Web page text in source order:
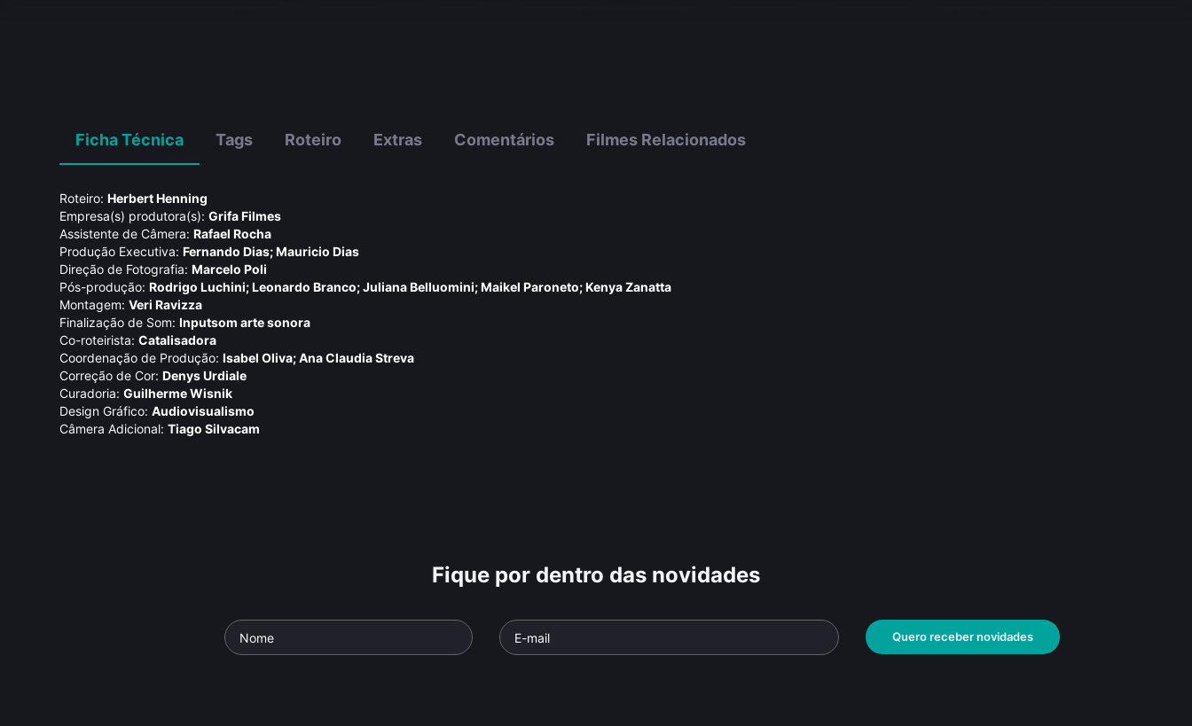
Ficha Técnica Tags Roteiro Extras Comentários Filmes Relacionados
Roteiro: Herbert Henning
Empresa(s) produtora(s): Grifa Filmes
Assistente de Câmera: Rafael Rocha
Produção Executiva: Fernando Dias; Mauricio Dias
Direção de Fotografia: Marcelo Poli
Pós-produção: Rodrigo Luchini; Leonardo Branco; Juliana Belluomini; Maikel Paroneto; Kenya Zanatta
Montagem: Veri Ravizza
Finalização de Som: Inputsom arte sonora
Co-roteirista: Catalisadora
Coordenação de Produção: Isabel Oliva; Ana Claudia Streva
Correção de Cor: Denys Urdiale
Curadoria: Guilherme Wisnik
Design Gráfico: Audiovisualismo
Câmera Adicional: Tiago Silvacam
Fique por dentro das novidades
Quero receber novidades